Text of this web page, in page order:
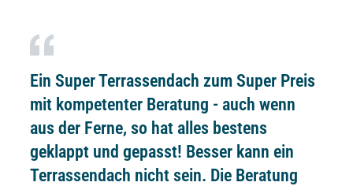
Ein Super Terrassendach zum Super Preis
mit kompetenter Beratung - auch wenn
aus der Ferne, so hat alles bestens
geklappt und gepasst! Besser kann ein
Terrassendach nicht sein. Die Beratung